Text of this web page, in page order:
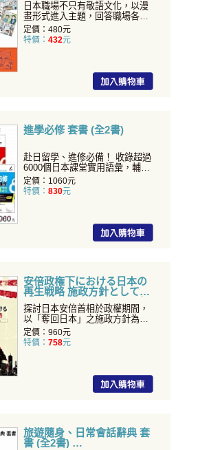
日本職場不只有敬語文化，以漫
畫形式進入主題，回答職場各種
疑難雜症！在日本企業的菜...
定價：480元
特價： 432元
進學必修 套書 (全2書)
赴日留學、進修必備！ 收錄超過
6000個日本課堂實用語彙，輔以
例句示範，中日對...
定價：1060元
特價： 830元
安倍政権下における日本の
再生戦略 施政方針としての
「日本を、取り戻す」を中
心に
探討日本安倍首相於政權期間，
以「奪回日本」之施政方針為中
心的日本再生戰略。...
定價：960元
特價： 758元
旅遊隨身、日常會話辭典 套
書 (全2書)